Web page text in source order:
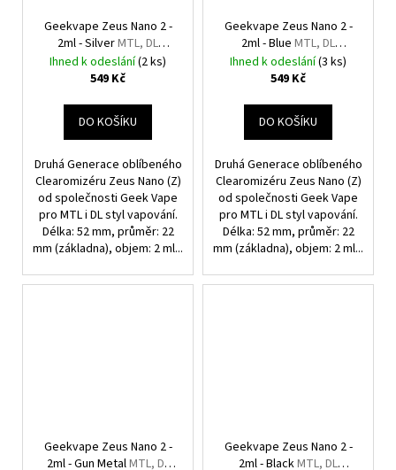
Geekvape Zeus Nano 2 -
2ml - SilverMTL, DL
Clearomizér
Ihned k odeslání(2 ks)
549 Kč
DO KOŠÍKU
Druhá Generace oblíbeného
Clearomizéru Zeus Nano (Z)
od společnosti Geek Vape
pro MTL i DL styl vapování.
Délka: 52 mm, průměr: 22
mm (základna), objem: 2 ml...
Geekvape Zeus Nano 2 -
2ml - Blue MTL, DL
Clearomizér
Ihned k odeslání(3 ks)
549 Kč
DO KOŠÍKU
Druhá Generace oblíbeného
Clearomizéru Zeus Nano (Z)
od společnosti Geek Vape
pro MTL i DL styl vapování.
Délka: 52 mm, průměr: 22
mm (základna), objem: 2 ml...
Geekvape Zeus Nano 2 -
2ml - Gun MetalMTL, DL
Geekvape Zeus Nano 2 -
2ml - BlackMTL, DL